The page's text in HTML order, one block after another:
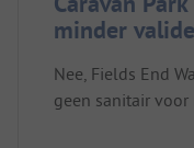
minder
Nee, Fields End
geen sanitair voor